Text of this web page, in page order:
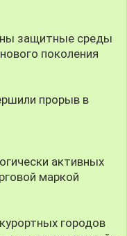
защитные среды
поколения
прорыв в
активных
маркой
городов